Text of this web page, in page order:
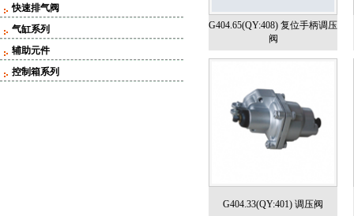
快速排气阀
气缸系列
辅助元件
控制箱系列
G404.65(QY:408) 复位手柄调压
阀
G404.33(QY:401) 调压阀